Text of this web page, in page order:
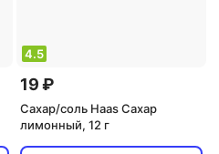
4.5
19 ₽
Сахар/соль Haas Сахар
лимонный, 12 г